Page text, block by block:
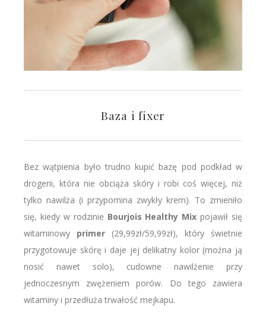
Baza i fixer
Bez wątpienia było trudno kupić bazę pod podkład w
drogerii, która nie obciąża skóry i robi coś więcej, niż
tylko nawilża (i przypomina zwykły krem). To zmieniło
się, kiedy w rodzinie Bourjois Healthy Mix pojawił się
witaminowy primer (29,99zł/59,99zł), który świetnie
przygotowuje skórę i daje jej delikatny kolor (można ją
nosić nawet solo), cudowne nawilżenie przy
jednoczesnym zwężeniem porów. Do tego zawiera
witaminy i przedłuża trwałość mejkapu.